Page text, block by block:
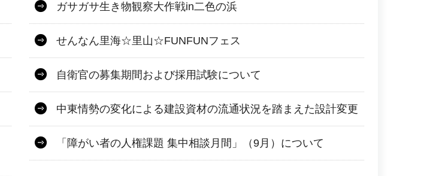
ガサガサ生き物観察大作戦in二色の浜
せんなん里海☆里山☆FUNFUNフェス
自衛官の募集期間および採用試験について
中東情勢の変化による建設資材の流通状況を踏まえた設計変更
「障がい者の人権課題 集中相談月間」（9月）について